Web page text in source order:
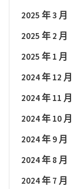
2025 年 3 月
2025 年 2 月
2025 年 1 月
2024 年 12 月
2024 年 11 月
2024 年 10 月
2024 年 9 月
2024 年 8 月
2024 年 7 月